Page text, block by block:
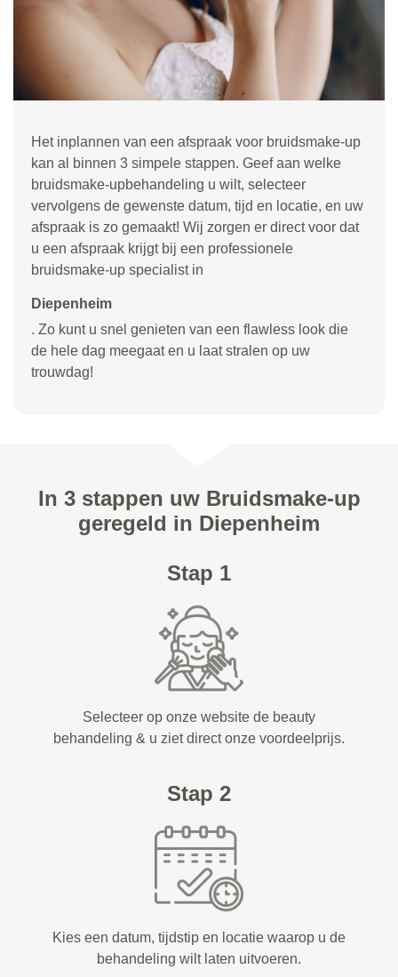
Het inplannen van een afspraak voor bruidsmake-up
kan al binnen 3 simpele stappen. Geef aan welke
bruidsmake-upbehandeling u wilt, selecteer
vervolgens de gewenste datum, tijd en locatie, en uw
afspraak is zo gemaakt! Wij zorgen er direct voor dat
u een afspraak krijgt bij een professionele
bruidsmake-up specialist in
Diepenheim
. Zo kunt u snel genieten van een flawless look die
de hele dag meegaat en u laat stralen op uw
trouwdag!
In 3 stappen uw Bruidsmake-up
geregeld in Diepenheim
Stap 1
Selecteer op onze website de beauty
behandeling & u ziet direct onze voordeelprijs.
Stap 2
Kies een datum, tijdstip en locatie waarop u de
behandeling wilt laten uitvoeren.